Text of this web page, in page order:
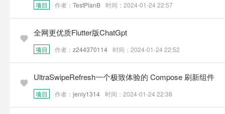
项目 作者： TestPlanB 时间：2024-01-24 22:57
全网更优质Flutter版ChatGpt
项目 作者： z244370114 时间：2024-01-24 22:52
UltraSwipeRefresh一个极致体验的 Compose 刷新组件
项目 作者： jenly1314 时间：2024-01-24 22:38